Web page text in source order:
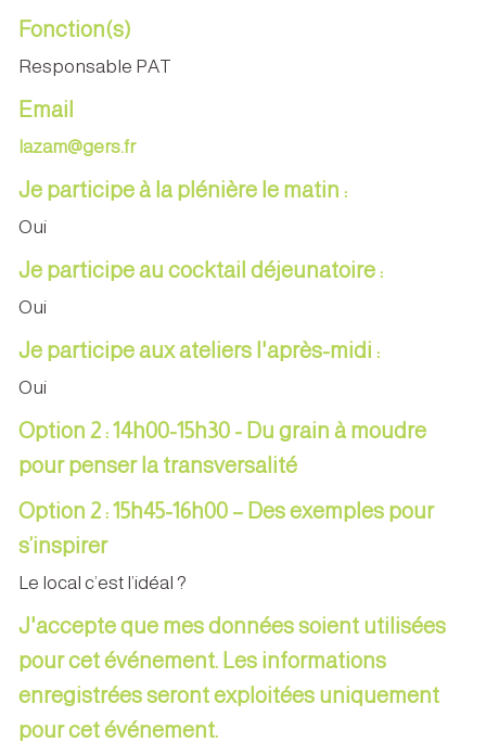
Fonction(s)
Responsable PAT
Email
lazam@gers.fr
Je participe à la plénière le matin :
Oui
Je participe au cocktail déjeunatoire :
Oui
Je participe aux ateliers l'après-midi :
Oui
Option 2 : 14h00-15h30 - Du grain à moudre
pour penser la transversalité
Option 2 : 15h45-16h00 – Des exemples pour
s’inspirer
Le local c’est l’idéal ?
J'accepte que mes données soient utilisées
pour cet événement. Les informations
enregistrées seront exploitées uniquement
pour cet événement.